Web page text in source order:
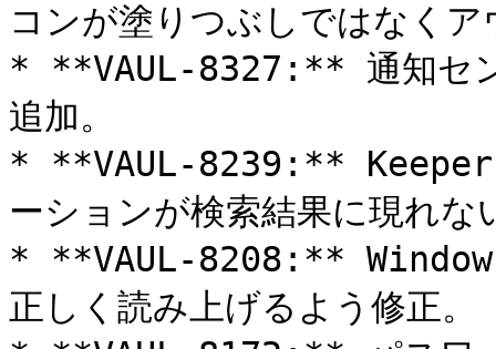
コンが塗りつぶしではなく
* **VAUL-8327:** 通知セン
追加。
* **VAUL-8239:** Keeper
ーションが検索結果に現れな
* **VAUL-8208:** Windows
正しく読み上げるよう修正。